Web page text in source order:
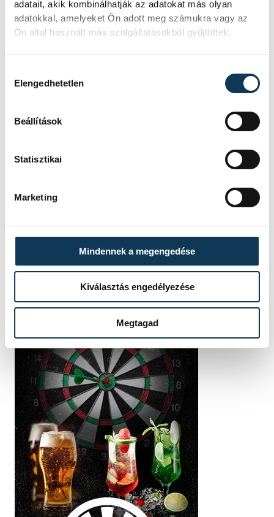
adatait, akik kombinálhatják az adatokat más olyan
adatokkal, amelyeket Ön adott meg számukra vagy az
Ön által használt más szolgáltatásokból gyűjtöttek.
Elengedhetetlen
Beállítások
Statisztikai
Marketing
Mindennek a megengedése
Kiválasztás engedélyezése
Megtagad
időjárás